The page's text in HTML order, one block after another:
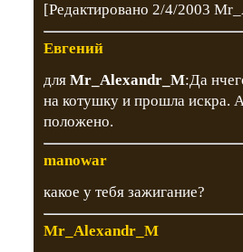
[Редактировано 2/4/2003
Евгений
для Mr_Alexandr_M:Да
на котушку и прошла искра.
положено.
manowar
какое у тебя зажигание?
Mr_Alexandr_M